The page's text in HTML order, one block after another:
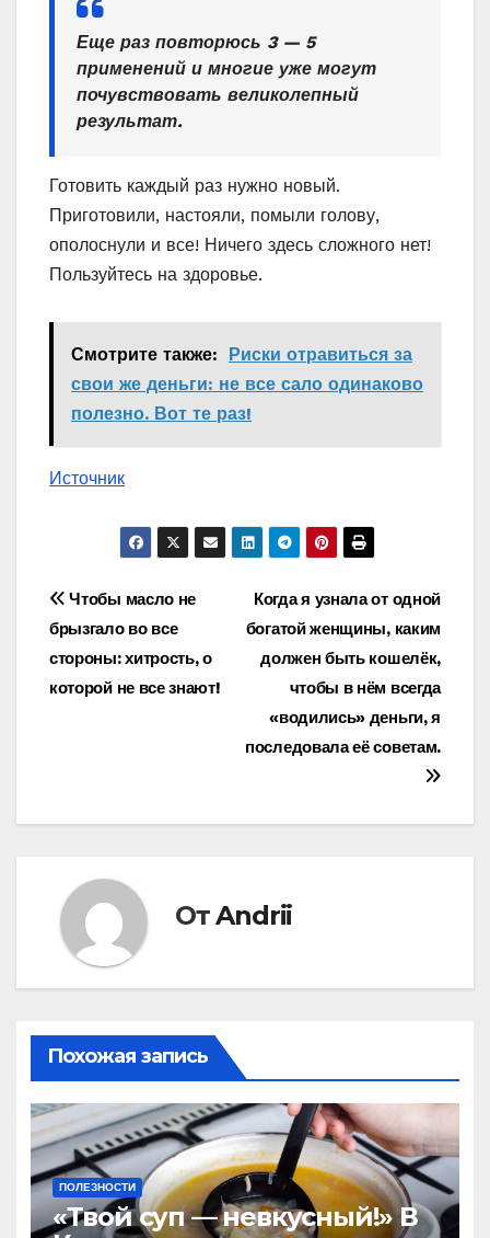
Еще раз повторюсь 3 — 5
применений и многие уже могут
почувствовать великолепный
результат.
Готовить каждый раз нужно новый.
Приготовили, настояли, помыли голову,
ополоснули и все! Ничего здесь сложного нет!
Пользуйтесь на здоровье.
Смотрите также:
Риски отравиться за
свои же деньги: не все сало одинаково
полезно. Вот те раз!
Источник
Навигация
по
записям
Когда я узнала от одной
богатой женщины, каким
должен быть кошелёк,
чтобы в нём всегда
«водились» деньги, я
последовала её советам.
Чтобы масло не
брызгало во все
стороны: хитрость, о
которой не все знают!
ОтAndrii
Похожая запись
ПОЛЕЗНОСТИ
«Твой суп — невкусный!» В